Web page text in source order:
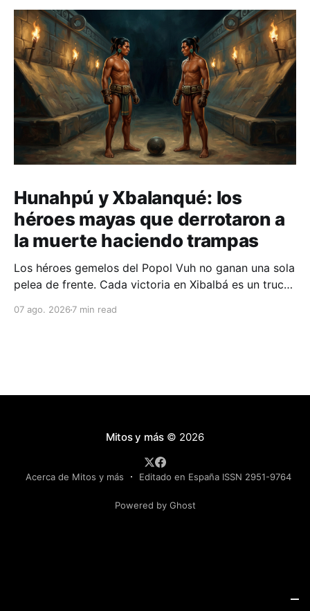
Hunahpú y Xbalanqué: los
héroes mayas que derrotaron a
la muerte haciendo trampas
Los héroes gemelos del Popol Vuh no ganan una sola
pelea de frente. Cada victoria en Xibalbá es un truco,
exactamente el sentido del relato.
07 ago. 2026 7 min read
Mitos y más © 2026
Acerca de Mitos y más Editado en España ISSN 2951-9764
Powered by Ghost